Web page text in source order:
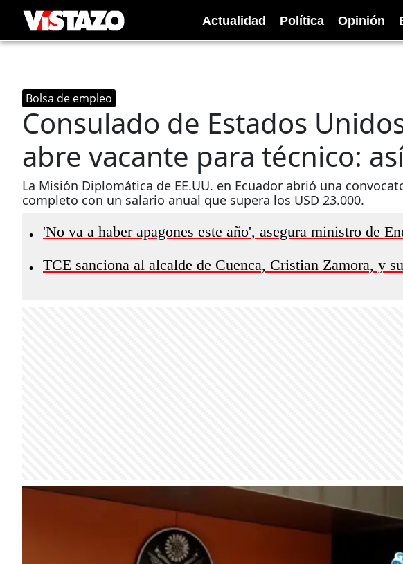
Actualidad Política Opinión
Bolsa de empleo
Consulado de Estados
abre vacante para técnico:
La Misión Diplomática de EE.UU. en Ecuador abrió una
completo con un salario anual que supera los USD 23.000.
• 'No va a haber apagones este año', asegura ministro de
• TCE sanciona al alcalde de Cuenca, Cristian Zamora, y